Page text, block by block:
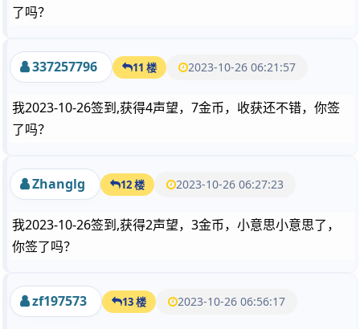
了吗？
337257796 11 楼 2023-10-26 06:21:57
我2023-10-26签到,获得4声望，7金币，收获还不错，你签
了吗？
Zhanglg 12 楼 2023-10-26 06:27:23
我2023-10-26签到,获得2声望，3金币，小意思小意思了，
你签了吗？
zf197573 13 楼 2023-10-26 06:56:17